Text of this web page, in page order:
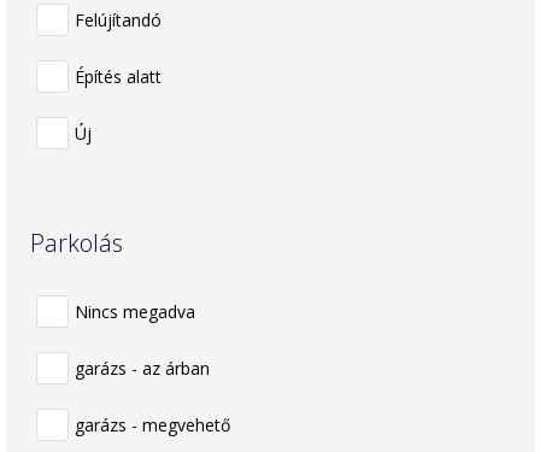
Felújítandó
Építés alatt
Új
Parkolás
Nincs megadva
garázs - az árban
garázs - megvehető